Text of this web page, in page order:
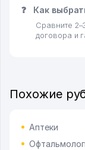
❓ Как
Сравните
договора и
Похожие
Аптеки